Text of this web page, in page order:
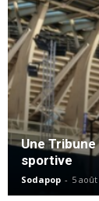
Une
sportive
Sodapop - 5 août